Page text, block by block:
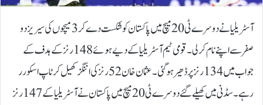
آسٹریلیا نے دوسرے ٹی 20 میچ میں پاکستان کو شکست دے کر 3 میچوں کی سیریز دو
صفر سے اپنے نام کرلی۔قومی ٹیم آسٹریلیا کے دیے ہوئے 148 رنز کے ہدف کے
جواب میں 134 رنز پر ڈھیر ہو گئی۔ عثمان خان 52 رنز کی اننگز کھیل کر ٹاپ اسکورر
رہے۔سڈنی میں کھیلے گئے دوسرے ٹی 20 میچ میں پاکستان نے آسٹریلیا کے 147 رنز